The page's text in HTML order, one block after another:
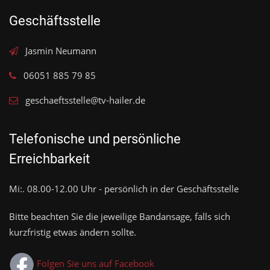
Geschäftsstelle
Jasmin Neumann
06051 885 79 85
geschaeftsstelle@tv-hailer.de
Telefonische und persönliche
Erreichbarkeit
Mi:. 08.00-12.00 Uhr - persönlich in der Geschäftsstelle
Bitte beachten Sie die jeweilige Bandansage, falls sich
kurzfristig etwas ändern sollte.
Folgen Sie uns auf Facebook